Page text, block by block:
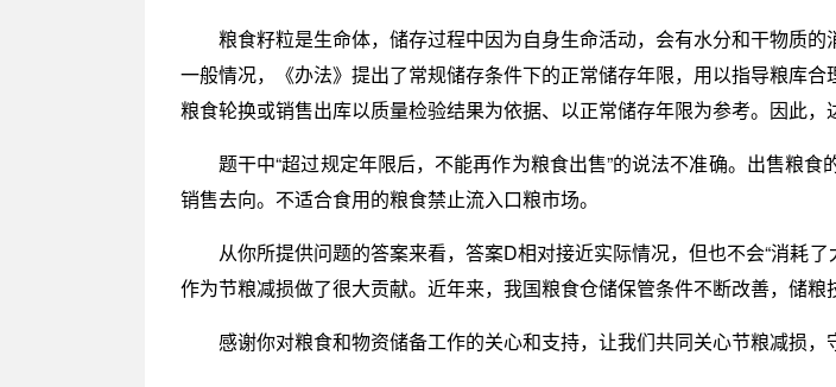
粮食籽粒是生命体，储存过程中因为自身生命活动，会有水分和干物质
一般情况，《办法》提出了常规储存条件下的正常储存年限，用以指导粮库
粮食轮换或销售出库以质量检验结果为依据、以正常储存年限为参考。因此
题干中“超过规定年限后，不能再作为粮食出售”的说法不准确。出售粮
销售去向。不适合食用的粮食禁止流入口粮市场。
从你所提供问题的答案来看，答案D相对接近实际情况，但也不会“消耗
作为节粮减损做了很大贡献。近年来，我国粮食仓储保管条件不断改善，储粮
感谢你对粮食和物资储备工作的关心和支持，让我们共同关心节粮减损，